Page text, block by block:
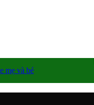
mẹ và bé